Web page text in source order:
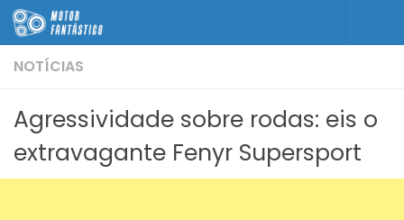
Skip to content
NOTÍCIAS
Agressividade sobre rodas: eis o
extravagante Fenyr Supersport